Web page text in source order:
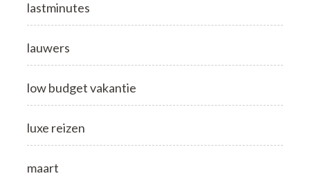
lastminutes
lauwers
low budget vakantie
luxe reizen
maart